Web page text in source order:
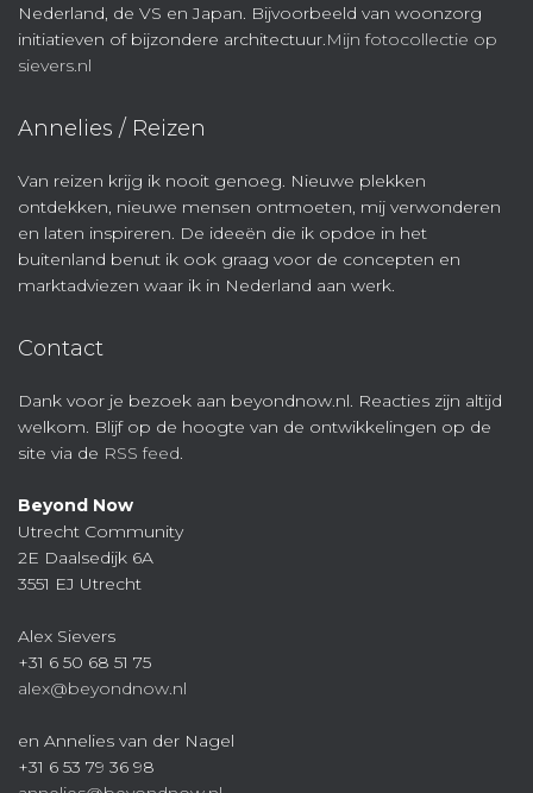
Nederland, de VS en Japan. Bijvoorbeeld van woonzorg
initiatieven of bijzondere architectuur.Mijn fotocollectie op
sievers.nl
Annelies / Reizen
Van reizen krijg ik nooit genoeg. Nieuwe plekken
ontdekken, nieuwe mensen ontmoeten, mij verwonderen
en laten inspireren. De ideeën die ik opdoe in het
buitenland benut ik ook graag voor de concepten en
marktadviezen waar ik in Nederland aan werk.
Contact
Dank voor je bezoek aan beyondnow.nl. Reacties zijn altijd
welkom. Blijf op de hoogte van de ontwikkelingen op de
site via de RSS feed.
Beyond Now
Utrecht Community
2E Daalsedijk 6A
3551 EJ Utrecht
Alex Sievers
+31 6 50 68 51 75
alex@beyondnow.nl
en Annelies van der Nagel
+31 6 53 79 36 98